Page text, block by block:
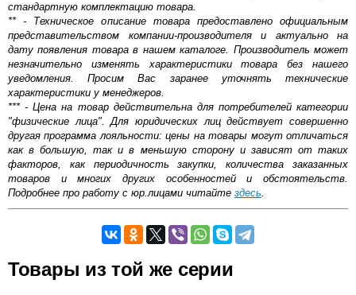
стандартную комплектацию товара.
** - Техническое описание товара предоставлено официальным
представительством компании-производителя и актуально на
дату появления товара в нашем каталоге. Производитель может
незначительно изменять характеристики товара без нашего
уведомления. Просим Вас заранее уточнять технические
характеристики у менеджеров.
*** - Цена на товар действительна для потребителей категории
"физические лица". Для юридических лиц действует совершенно
другая программа лояльности: цены на товары могут отличаться
как в большую, так и в меньшую сторону и зависят от таких
факторов, как периодичность закупки, количества заказанных
товаров и многих других особенностей и обстоятельств.
Подробнее про работу с юр.лицами читайте здесь.
Оставьте отзыв
Товары из той же серии